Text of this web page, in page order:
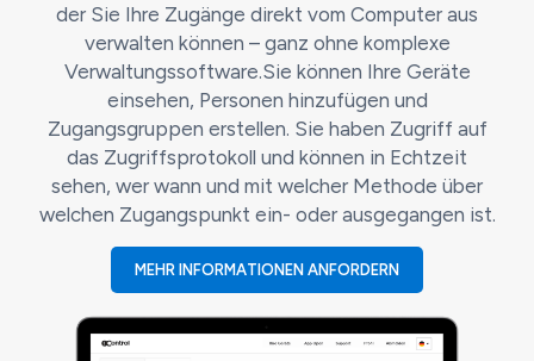
der Sie Ihre Zugänge direkt vom Computer aus
verwalten können – ganz ohne komplexe
Verwaltungssoftware.Sie können Ihre Geräte
einsehen, Personen hinzufügen und
Zugangsgruppen erstellen. Sie haben Zugriff auf
das Zugriffsprotokoll und können in Echtzeit
sehen, wer wann und mit welcher Methode über
welchen Zugangspunkt ein- oder ausgegangen ist.
MEHR INFORMATIONEN ANFORDERN